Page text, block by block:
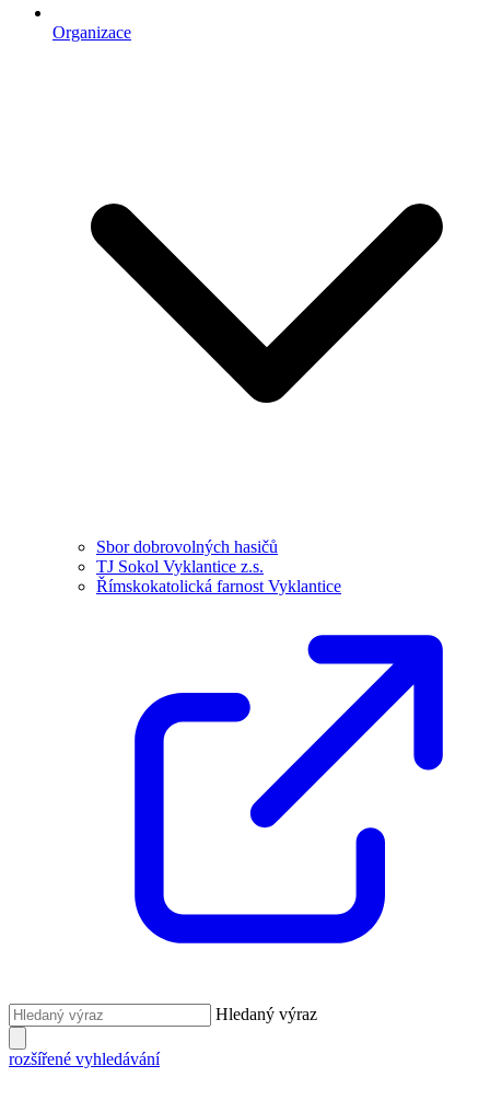
Organizace
Sbor dobrovolných hasičů
TJ Sokol Vyklantice z.s.
Římskokatolická farnost Vyklantice
Hledaný výraz
rozšířené vyhledávání